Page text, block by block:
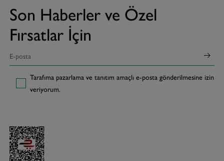
Son Haberler ve Özel
Fırsatlar İçin
Tarafıma pazarlama ve tanıtım amaçlı e-posta gönderilmesine izin
veriyorum.